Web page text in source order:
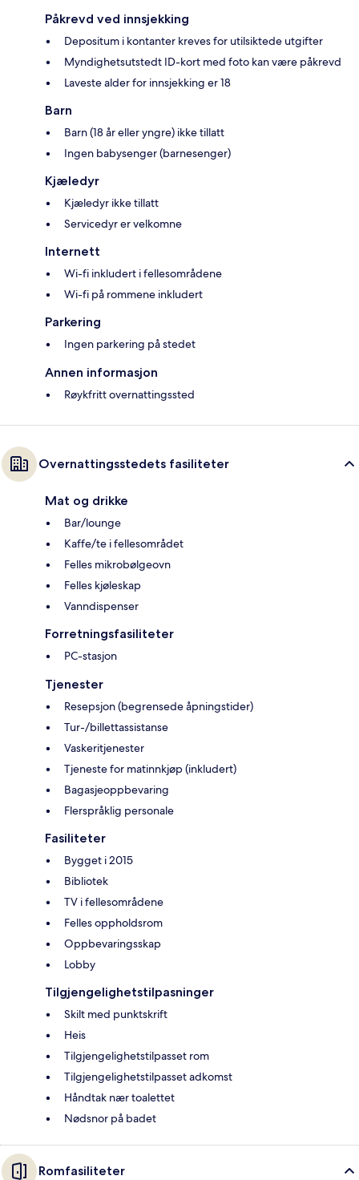
Påkrevd ved innsjekking
Depositum i kontanter kreves for utilsiktede utgifter
Myndighetsutstedt ID-kort med foto kan være påkrevd
Laveste alder for innsjekking er 18
Barn
Barn (18 år eller yngre) ikke tillatt
Ingen babysenger (barnesenger)
Kjæledyr
Kjæledyr ikke tillatt
Servicedyr er velkomne
Internett
Wi-fi inkludert i fellesområdene
Wi-fi på rommene inkludert
Parkering
Ingen parkering på stedet
Annen informasjon
Røykfritt overnattingssted
Overnattingsstedets fasiliteter
Mat og drikke
Bar/lounge
Kaffe/te i fellesområdet
Felles mikrobølgeovn
Felles kjøleskap
Vanndispenser
Forretningsfasiliteter
PC-stasjon
Tjenester
Resepsjon (begrensede åpningstider)
Tur-/billettassistanse
Vaskeritjenester
Tjeneste for matinnkjøp (inkludert)
Bagasjeoppbevaring
Flerspråklig personale
Fasiliteter
Bygget i 2015
Bibliotek
TV i fellesområdene
Felles oppholdsrom
Oppbevaringsskap
Lobby
Tilgjengelighetstilpasninger
Skilt med punktskrift
Heis
Tilgjengelighetstilpasset rom
Tilgjengelighetstilpasset adkomst
Håndtak nær toalettet
Nødsnor på badet
Romfasiliteter